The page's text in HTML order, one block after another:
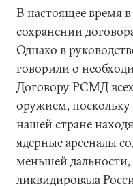
В настоящее время
сохранении
Однако в
говорили о
Договору РСМД
оружием, поскольку
нашей стране
ядерные арсеналы
меньшей
ликвидировала